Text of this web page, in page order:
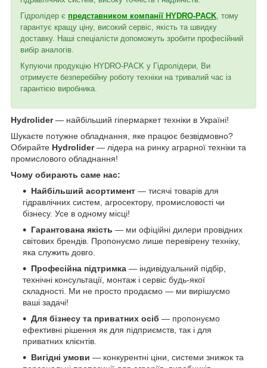
Гідролідер є представником компанії HYDRO-PACK , тому
гарантує кращу ціну, високий сервіс, якість та швидку
доставку. Наші спеціалісти допоможуть зробити професійний
вибір аналогів.
Купуючи продукцію HYDRO-PACK у Гідролідери, Ви
отримуєте безперебійну роботу техніки на тривалий час із
гарантією виробника.
Hydrolider— найбільший гіпермаркет техніки в Україні!
Шукаєте потужне обладнання, яке працює безвідмовно?
Обирайте Hydrolider— лідера на ринку аграрної техніки та
промислового обладнання!
Чому обирають саме нас:
Найбільший асортимент — тисячі товарів для
гідравлічних систем, агросектору, промисловості чи
бізнесу. Усе в одному місці!
Гарантована якість — ми офіційні дилери провідних
світових брендів. Пропонуємо лише перевірену техніку,
яка служить довго.
Професійна підтримка — індивідуальний підбір,
технічні консультації, монтаж і сервіс будь-якої
складності. Ми не просто продаємо — ми вирішуємо
ваші задачі!
Для бізнесу та приватних осіб — пропонуємо
ефективні рішення як для підприємств, так і для
приватних клієнтів.
Вигідні умови — конкурентні ціни, системи знижок та